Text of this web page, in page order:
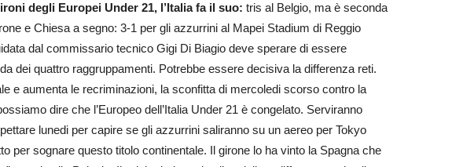
degli Europei Under 21, l’Italia fa il suo: tris al Belgio, ma è seconda
e Chiesa a segno: 3-1 per gli azzurrini al Mapei Stadium di Reggio
dal commissario tecnico Gigi Di Biagio deve sperare di essere
dei quattro raggruppamenti. Potrebbe essere decisiva la differenza reti.
e aumenta le recriminazioni, la sconfitta di mercoledi scorso contro la
dire che l’Europeo dell’Italia Under 21 è congelato. Serviranno
lunedi per capire se gli azzurrini saliranno su un aereo per Tokyo
per sognare questo titolo continentale. Il girone lo ha vinto la Spagna che